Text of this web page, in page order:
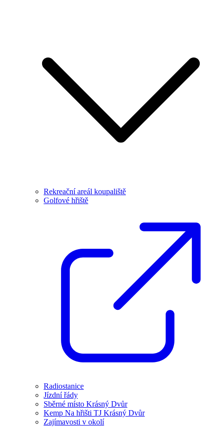
Rekreační areál koupaliště
Golfové hřiště
Radiostanice
Jízdní řády
Sběrné místo Krásný Dvůr
Kemp Na hřišti TJ Krásný Dvůr
Zajímavosti v okolí